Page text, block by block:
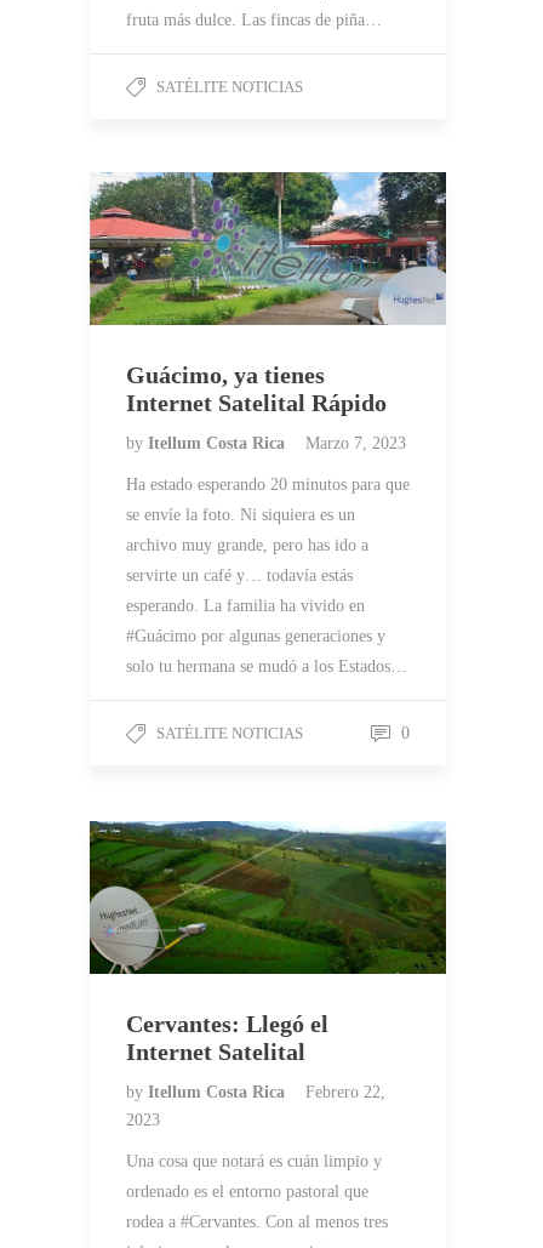
fruta más dulce. Las fincas de piña…
SATÉLITE NOTICIAS
Guácimo, ya tienes
Internet Satelital Rápido
by Itellum Costa Rica Marzo 7, 2023
Ha estado esperando 20 minutos para que
se envíe la foto. Ni siquiera es un
archivo muy grande, pero has ido a
servirte un café y… todavía estás
esperando. La familia ha vivido en
#Guácimo por algunas generaciones y
solo tu hermana se mudó a los Estados…
SATÉLITE NOTICIAS 0
Cervantes: Llegó el
Internet Satelital
by Itellum Costa Rica
Febrero 22,
2023
Una cosa que notará es cuán limpio y
ordenado es el entorno pastoral que
rodea a #Cervantes. Con al menos tres